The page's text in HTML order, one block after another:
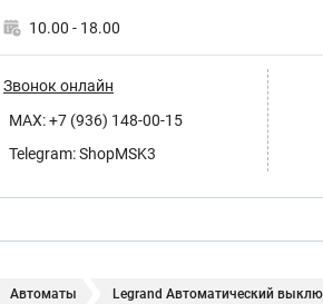
10.00 - 18.00
Звонок онлайн
MAX: +7 (936) 148-00-15
Telegram: ShopMSK3
Автоматы Legrand Автоматический